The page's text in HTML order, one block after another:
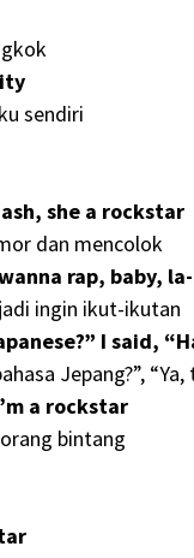
sendiri
she a rockstar
dan mencolok
rap, baby,
ingin ikut-ikutan
I said,
Jepang?”,
a rockstar
bintang